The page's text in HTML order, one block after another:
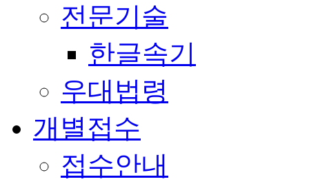
전문기술
한글속기
우대법령
개별접수
접수안내